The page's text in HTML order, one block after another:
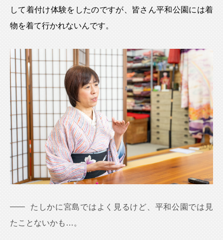
して着付け体験をしたのですが、皆さん平和公園には着
物を着て行かれないんです。
たしかに宮島ではよく見るけど、平和公園では見
たことないかも…。